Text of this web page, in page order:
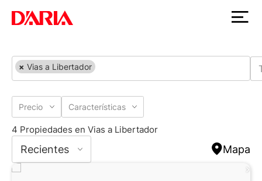
× Vias a Libertador
Precio Características
4 Propiedades en Vias a Libertador
Recientes Mapa